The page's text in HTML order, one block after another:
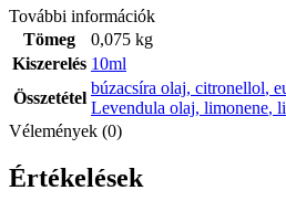
További információk
Tömeg
0,075 kg
Kiszerelés 10ml
Összetétel
búzacsíra olaj, citronellol,
Levendula olaj, limonene,
Vélemények (0)
Értékelések